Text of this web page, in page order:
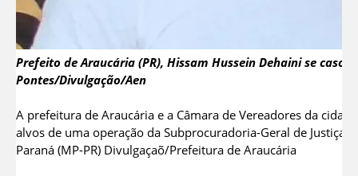
Prefeito de Araucária (PR), Hissam Hussein Dehaini se
Pontes/Divulgação/Aen
A prefeitura de Araucária e a Câmara de Vereadores da
alvos de uma operação da Subprocuradoria-Geral de Justiça
Paraná (MP-PR) Divulgaçaõ/Prefeitura de Araucária